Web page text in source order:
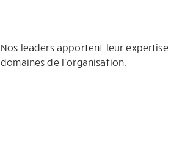
Nos leaders apportent leur
domaines de l’organisation.